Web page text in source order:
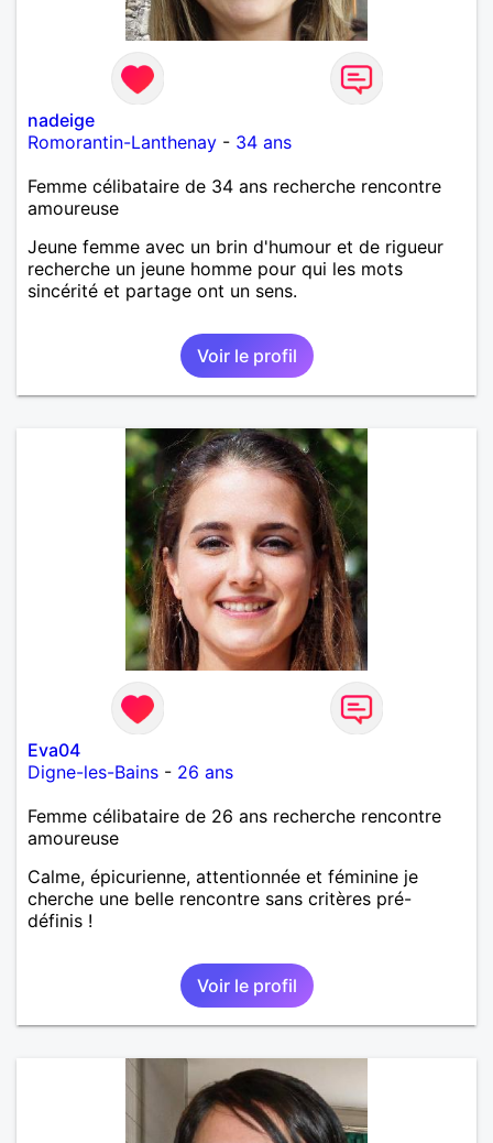
nadeige
Romorantin-Lanthenay - 34 ans
Femme célibataire de 34 ans recherche rencontre
amoureuse
Jeune femme avec un brin d'humour et de rigueur
recherche un jeune homme pour qui les mots
sincérité et partage ont un sens.
Voir le profil
Eva04
Digne-les-Bains - 26 ans
Femme célibataire de 26 ans recherche rencontre
amoureuse
Calme, épicurienne, attentionnée et féminine je
cherche une belle rencontre sans critères pré-
définis !
Voir le profil